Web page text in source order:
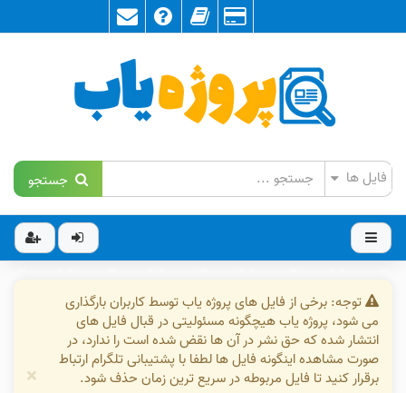
جستجو
توجه: برخی از فایل های پروژه یاب توسط کاربران بارگذاری
می شود، پروژه یاب هیچگونه مسئولیتی در قبال فایل های
انتشار شده که حق نشر در آن ها نقض شده است را ندارد، در
صورت مشاهده اینگونه فایل ها لطفا با پشتیبانی تلگرام ارتباط
برقرار کنید تا فایل مربوطه در سریع ترین زمان حذف شود.
×